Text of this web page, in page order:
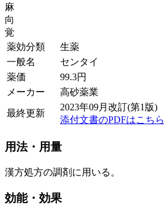
麻
向
覚
薬効分類
生薬
一般名
センタイ
薬価
99.3円
メーカー
高砂薬業
最終更新
2023年09月改訂(第1版)
添付文書のPDFはこちら
用法・用量
漢方処方の調剤に用いる。
効能・効果